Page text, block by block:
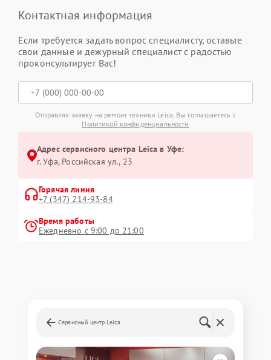
Контактная информация
Если требуется задать вопрос специалисту, оставьте
свои данные и дежурный специалист с радостью
проконсультирует Вас!
Отправляя заявку на ремонт техники Leica, Вы соглашаетесь с
Политикой конфиденциальности
Адрес сервисного центра Leica в Уфе:
г. Уфа, Российская ул., 23
Горячая линия
+7 (347) 214-93-84
Время работы
Ежедневно с 9:00 до 21:00
Сервисный центр Leica